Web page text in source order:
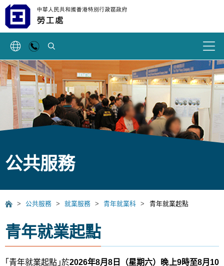
搜索
公共服務
> 公共服務 > 就業服務 > 青年就業科 > 青年就業起點
青年就業起點
｢青年就業起點｣於2026年8月8日（星期六）晚上9時至8月10